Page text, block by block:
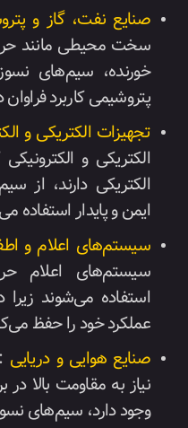
صنایع نفت، گاز و
سخت محیطی مانند
خورنده، سیم‌های
پتروشیمی کاربرد فراوان
تجهیزات الکتریکی و
الکتریکی و
الکتریکی دارند، از
ایمن و پایدار استفاده
سیستم‌های اعلام و
سیستم‌های اعلام
استفاده می‌شوند
عملکرد خود را حفظ
صنایع هوایی و دریایی
نیاز به مقاومت بالا
وجود دارد، سیم‌های